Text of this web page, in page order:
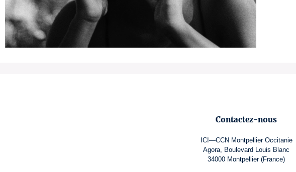
Contactez-nous
ICI—CCN Montpellier Occitanie
Agora, Boulevard Louis Blanc
34000 Montpellier (France)